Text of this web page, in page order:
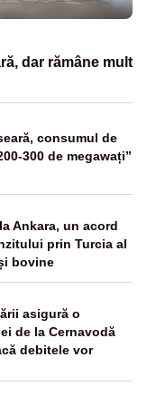
dar rămâne mult
consumul de
300 de megawați”
Ankara, un acord
prin Turcia al
bovine
asigură o
de la Cernavodă
debitele vor